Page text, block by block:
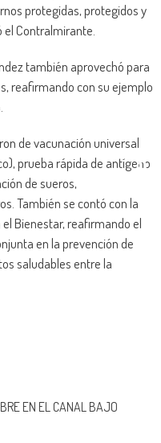
protegidas, protegidos y
el Contralmirante.
también aprovechó para
reafirmando con su ejemplo
de vacunación universal
prueba rápida de antígeno
de sueros,
También se contó con la
el Bienestar, reafirmando el
en la prevención de
saludables entre la
EN EL CANAL BAJO